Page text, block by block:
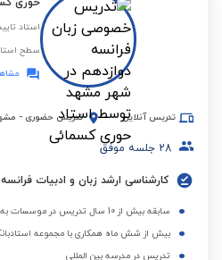
استاد
سطح
مشاهده
تدریس آنلاین تدریس حضوری -
28 جلسه موفق
کارشناسی ارشد زبان و ادبیات
سابقه بیش از 10 سال تدریس در موسسات به صورت حضوری و آنلاین
بیش از شش ماه همکاری با مجموعه
تدریس در مدرسه بین المللی